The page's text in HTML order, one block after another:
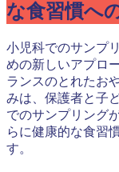
な食習慣へ
小児科でのサンプ
めの新しいアプロ
ランスのとれたお
みは、保護者と子
でのサンプリング
らに健康的な食習
す。